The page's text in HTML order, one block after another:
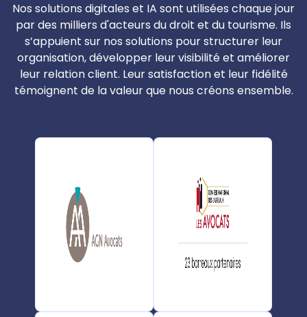
Nos solutions digitales et IA sont utilisées chaque jour
par des milliers d'acteurs du droit et du tourisme. Ils
s’appuient sur nos solutions pour structurer leur
organisation, développer leur visibilité et améliorer
leur relation client. Leur satisfaction et leur fidélité
témoignent de la valeur que nous créons ensemble.